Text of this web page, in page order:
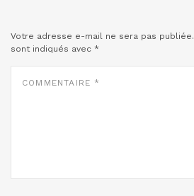
Votre adresse e-mail ne sera pas publiée.
sont indiqués avec *